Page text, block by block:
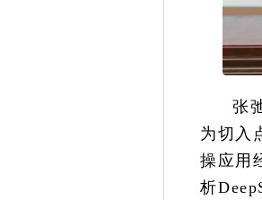
张
为切入
操应用
析